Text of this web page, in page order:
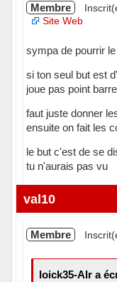
Membre
Site Web
sympa de pourrir
si ton seul but est
joue pas point barre
faut juste donner
ensuite on fait les
le but c'est de se
tu n'aurais pas vu
Hors ligne
val10
Membre
loick35-Alr a